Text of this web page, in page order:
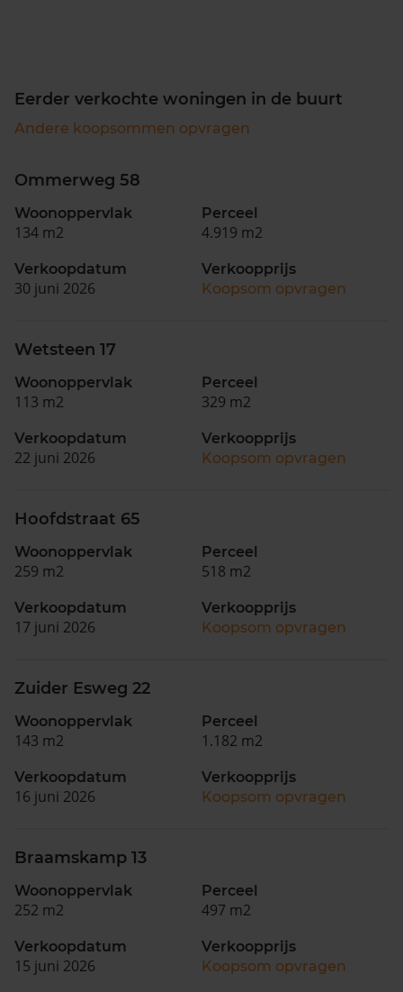
Eerder verkochte woningen in de buurt
Andere koopsommen opvragen
Ommerweg 58
Woonoppervlak
134 m2
Perceel
4.919 m2
Verkoopdatum
30 juni 2026
Verkoopprijs
Koopsom opvragen
Wetsteen 17
Woonoppervlak
113 m2
Perceel
329 m2
Verkoopdatum
22 juni 2026
Verkoopprijs
Koopsom opvragen
Hoofdstraat 65
Woonoppervlak
259 m2
Perceel
518 m2
Verkoopdatum
17 juni 2026
Verkoopprijs
Koopsom opvragen
Zuider Esweg 22
Woonoppervlak
143 m2
Perceel
1.182 m2
Verkoopdatum
16 juni 2026
Verkoopprijs
Koopsom opvragen
Braamskamp 13
Woonoppervlak
252 m2
Perceel
497 m2
Verkoopdatum
15 juni 2026
Verkoopprijs
Koopsom opvragen